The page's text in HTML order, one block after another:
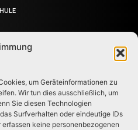
um Geräteinformationen zu
Wir tun dies ausschließlich, um
Sie diesen Technologien
Surfverhalten oder eindeutige IDs
keine personenbezogenen